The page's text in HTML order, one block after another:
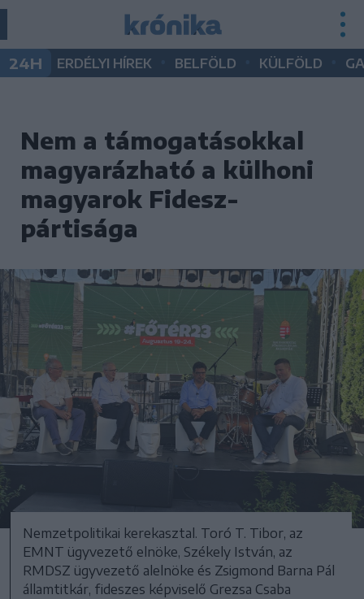
24H ERDÉLYI HÍREK BELFÖLD KÜLFÖLD
Nem a támogatásokkal
magyarázható a külhoni
magyarok Fidesz-
pártisága
Nemzetpolitikai kerekasztal. Toró T. Tibor, az
EMNT ügyvezető elnöke, Székely István, az
RMDSZ ügyvezető alelnöke és Zsigmond Barna Pál
államtitkár, fideszes képviselő Grezsa Csaba